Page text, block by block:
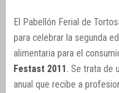
El Pabellón Ferial de
para celebrar la segunda
alimentaria para el
Festast 2011. Se trata de
anual que recibe a